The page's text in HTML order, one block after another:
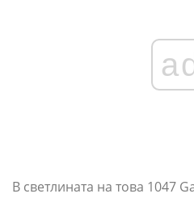
В светлината на това 1047